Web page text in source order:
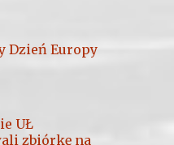
Dzień Europy
UŁ
zbiórkę na